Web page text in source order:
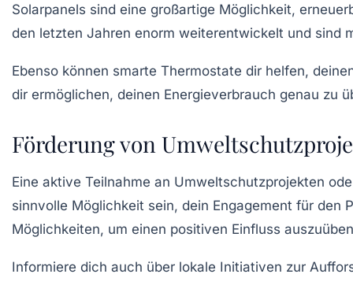
Solarpanels sind eine großartige Möglichkeit,
den letzten Jahren enorm weiterentwickelt und sind
Ebenso können smarte Thermostate dir helfen,
dir ermöglichen, deinen Energieverbrauch genau zu
Förderung von
Eine aktive Teilnahme an Umweltschutzprojekten
sinnvolle Möglichkeit sein, dein Engagement für den
Möglichkeiten, um einen positiven Einfluss
Informiere dich auch über lokale Initiativen zur